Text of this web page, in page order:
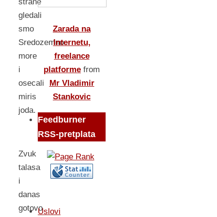
gledali
smo
Sredozemno
more
i
osecali
miris
joda.
Zvuk
talasa
i
danas
gotovo
Zarada na
Internetu,
freelance
platforme from
Mr Vladimir
Stankovic
Feedburner
RSS-pretplata
Uslovi